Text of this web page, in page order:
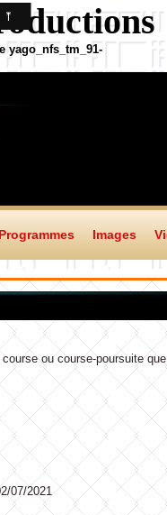
yago_nfs_tm_91-
Images
ou course-poursuite
07/2021